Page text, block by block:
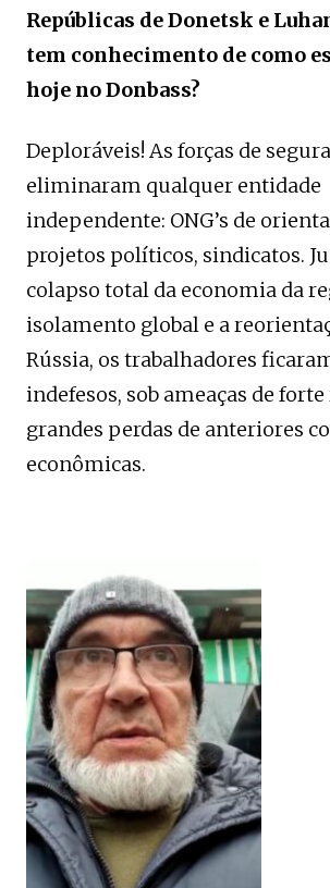
Repúblicas de Donetsk e
tem conhecimento de como
hoje no Donbass?
Deploráveis! As forças de
eliminaram qualquer entidade
independente: ONG’s de
projetos políticos, sindicatos.
colapso total da economia da
isolamento global e a
Rússia, os trabalhadores
indefesos, sob ameaças de
grandes perdas de anteriores
econômicas.